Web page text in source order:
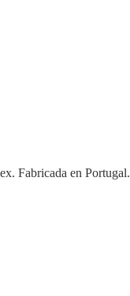
Fabricada en Portugal.